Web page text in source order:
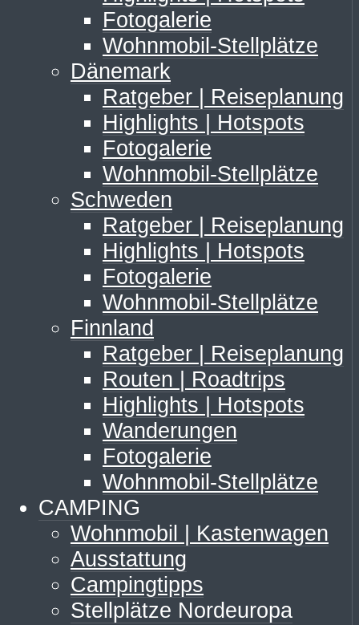
Fotogalerie
Wohnmobil-Stellplätze
Dänemark
Ratgeber | Reiseplanung
Highlights | Hotspots
Fotogalerie
Wohnmobil-Stellplätze
Schweden
Ratgeber | Reiseplanung
Highlights | Hotspots
Fotogalerie
Wohnmobil-Stellplätze
Finnland
Ratgeber | Reiseplanung
Routen | Roadtrips
Highlights | Hotspots
Wanderungen
Fotogalerie
Wohnmobil-Stellplätze
CAMPING
Wohnmobil | Kastenwagen
Ausstattung
Campingtipps
Stellplätze Nordeuropa